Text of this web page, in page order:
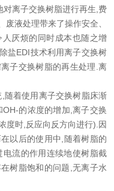
离子交换树脂进行再生,费
液处理带来了操作安全、
厌烦的同时成本也随之增
盐EDI技术利用离子交换树
子交换树脂的再生处理.离
着使用离子交换树脂床渐
的浓度的增加,离子交换
度时,反应向反方向进行).因
以后的使用中,随着树脂的
流的作用连续地使树脂截
树脂饱和的问题,无离子水